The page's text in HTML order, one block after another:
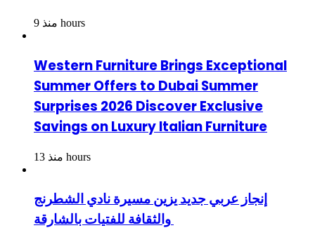
منذ 9 hours
Western Furniture Brings Exceptional
Summer Offers to Dubai Summer
Surprises 2026 Discover Exclusive
Savings on Luxury Italian Furniture
منذ 13 hours
إنجاز عربي جديد يزين مسيرة نادي الشطرنج